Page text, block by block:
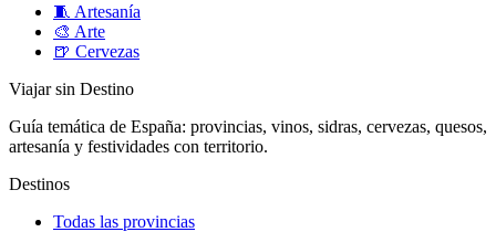
🧵 Artesanía
🎨 Arte
🍺 Cervezas
Viajar sin Destino
Guía temática de España: provincias, vinos, sidras, cervezas, quesos,
artesanía y festividades con territorio.
Destinos
Todas las provincias